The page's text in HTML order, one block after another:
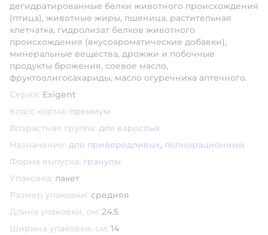
дегидратированные белки животного происхождения
(птица), животные жиры, пшеница, растительная
клетчатка, гидролизат белков животного
происхождения (вкусоароматические добавки),
минеральные вещества, дрожжи и побочные
продукты брожения, соевое масло,
фруктоолигосахариды, масло огуречника аптечного.
Серия: Exigent
Класс корма: премиум
Возрастная группа: для взрослых
Назначение: для привередливых, полнорационный
Форма выпуска: гранулы
Упаковка: пакет
Размер упаковки: средняя
Длина упаковки, см: 24.5
Ширина упаковки, см: 14